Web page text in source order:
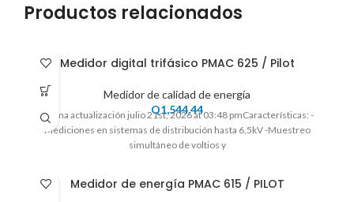
Productos relacionados
Medidor digital trifásico PMAC 625 / Pilot
Medidor de calidad de energía
Q1,544.44
Ultima actualización julio 21st, 2026 at 03:48 pmCaracterísticas: -
Mediciones en sistemas de distribución hasta 6,5kV -Muestreo
simultáneo de voltios y
Medidor de energía PMAC 615 / PILOT